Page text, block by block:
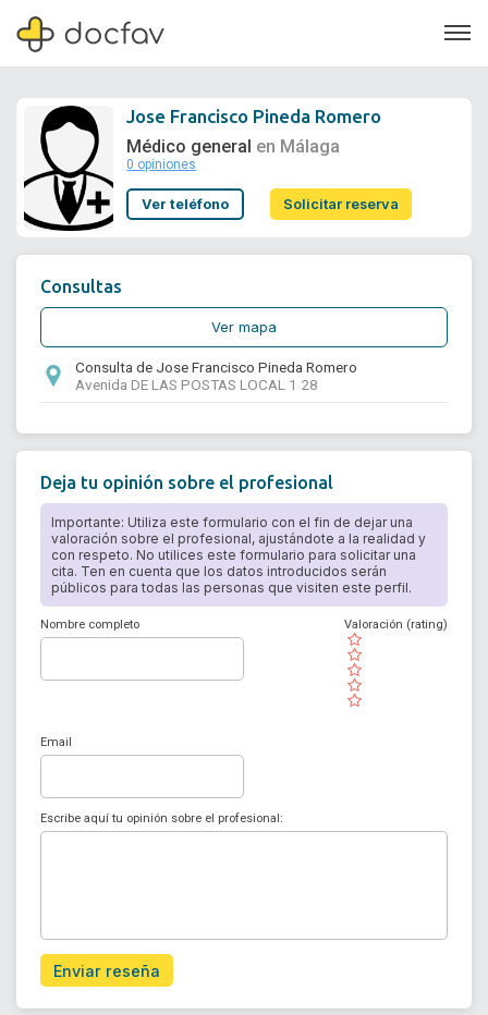
Soporte
Jose Francisco Pineda Romero
Médico general en Málaga
0 opiniones
Ver teléfono Solicitar reserva
Consultas
Ver mapa
Consulta de Jose Francisco Pineda Romero
Avenida DE LAS POSTAS LOCAL 1 28
Deja tu opinión sobre el profesional
Importante: Utiliza este formulario con el fin de dejar una
valoración sobre el profesional, ajustándote a la realidad y
con respeto. No utilices este formulario para solicitar una
cita. Ten en cuenta que los datos introducidos serán
públicos para todas las personas que visiten este perfil.
Nombre completo
( )
( )
( )
( )
( )
Valoración (rating)
Email
Escribe aquí tu opinión sobre el profesional:
Enviar reseña